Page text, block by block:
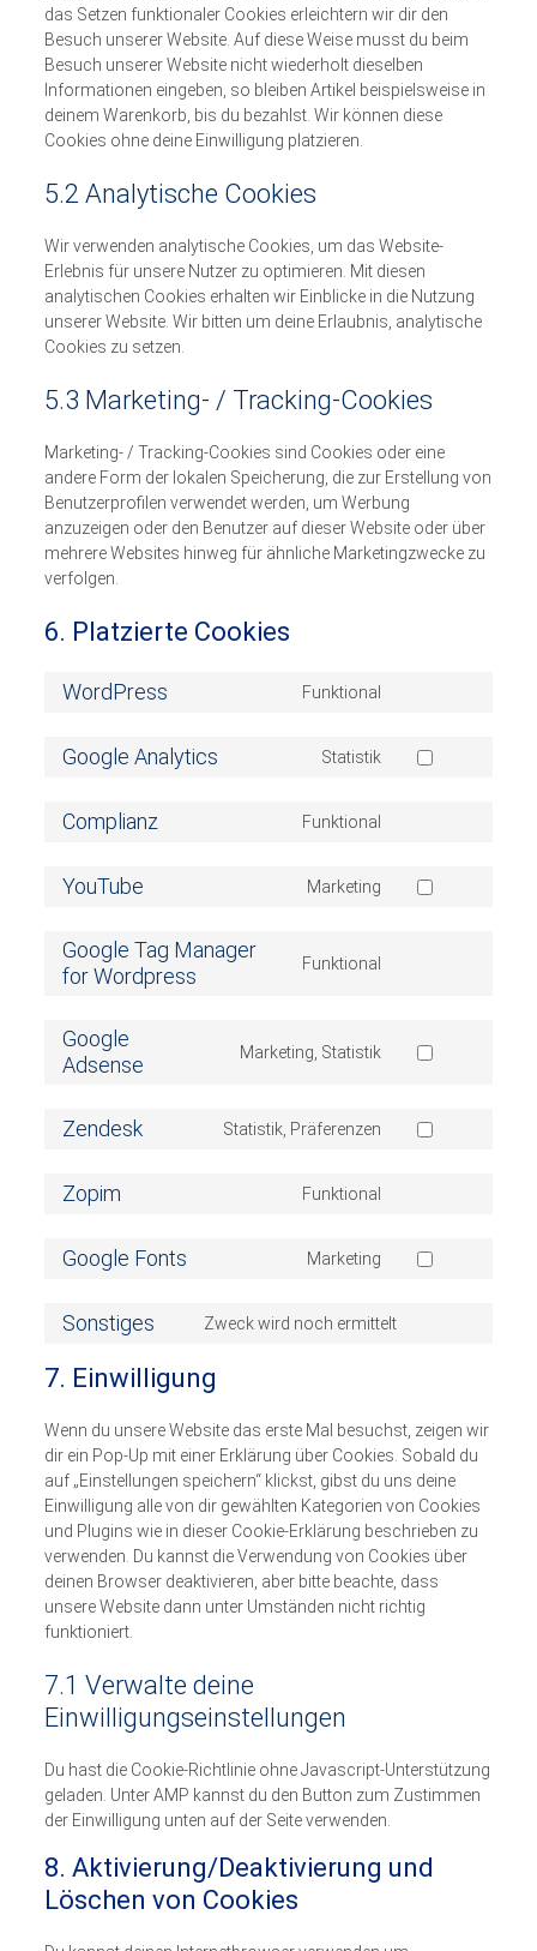
das Setzen funktionaler Cookies erleichtern wir dir den
Besuch unserer Website. Auf diese Weise musst du beim
Besuch unserer Website nicht wiederholt dieselben
Informationen eingeben, so bleiben Artikel beispielsweise in
deinem Warenkorb, bis du bezahlst. Wir können diese
Cookies ohne deine Einwilligung platzieren.
5.2 Analytische Cookies
Wir verwenden analytische Cookies, um das Website-
Erlebnis für unsere Nutzer zu optimieren. Mit diesen
analytischen Cookies erhalten wir Einblicke in die Nutzung
unserer Website. Wir bitten um deine Erlaubnis, analytische
Cookies zu setzen.
5.3 Marketing- / Tracking-Cookies
Marketing- / Tracking-Cookies sind Cookies oder eine
andere Form der lokalen Speicherung, die zur Erstellung von
Benutzerprofilen verwendet werden, um Werbung
anzuzeigen oder den Benutzer auf dieser Website oder über
mehrere Websites hinweg für ähnliche Marketingzwecke zu
verfolgen.
6. Platzierte Cookies
WordPress Funktional
service
Google Analytics Statistik
Consent
Complianz Funktional
service
YouTube Marketing
Consent
Google Tag Manager
for Wordpress
Funktional
google-
for-
Google
Adsense
Marketing, Statistik
Consent
google-
Zendesk Statistik, Präferenzen
Consent
Zopim Funktional
service
Google Fonts Marketing
Consent
Sonstiges Zweck wird noch ermittelt
7. Einwilligung
Wenn du unsere Website das erste Mal besuchst, zeigen wir
dir ein Pop-Up mit einer Erklärung über Cookies. Sobald du
auf „Einstellungen speichern“ klickst, gibst du uns deine
Einwilligung alle von dir gewählten Kategorien von Cookies
und Plugins wie in dieser Cookie-Erklärung beschrieben zu
verwenden. Du kannst die Verwendung von Cookies über
deinen Browser deaktivieren, aber bitte beachte, dass
unsere Website dann unter Umständen nicht richtig
funktioniert.
7.1 Verwalte deine
Einwilligungseinstellungen
Du hast die Cookie-Richtlinie ohne Javascript-Unterstützung
geladen. Unter AMP kannst du den Button zum Zustimmen
der Einwilligung unten auf der Seite verwenden.
8. Aktivierung/Deaktivierung und
Löschen von Cookies